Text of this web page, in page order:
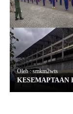
Oleh : smkm2wts
KESEMAPTAAN